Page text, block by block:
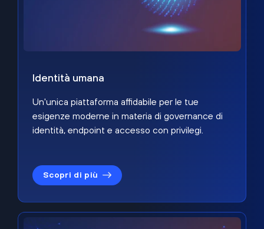
Identità umana
Un'unica piattaforma affidabile per le tue
esigenze moderne in materia di governance di
identità, endpoint e accesso con privilegi.
Scopri di più